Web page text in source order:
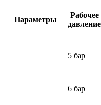
Параметры
Рабочее
давление
5 бар
6 бар